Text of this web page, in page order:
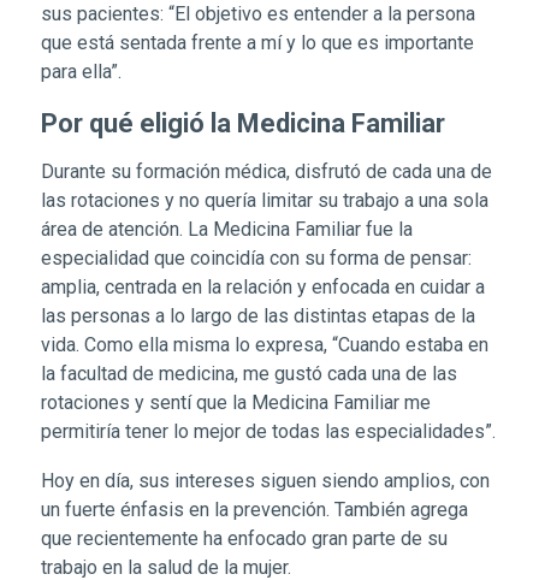
sus pacientes: “El objetivo es entender a la persona
que está sentada frente a mí y lo que es importante
para ella”.
Por qué eligió la Medicina Familiar
Durante su formación médica, disfrutó de cada una de
las rotaciones y no quería limitar su trabajo a una sola
área de atención. La Medicina Familiar fue la
especialidad que coincidía con su forma de pensar:
amplia, centrada en la relación y enfocada en cuidar a
las personas a lo largo de las distintas etapas de la
vida. Como ella misma lo expresa, “Cuando estaba en
la facultad de medicina, me gustó cada una de las
rotaciones y sentí que la Medicina Familiar me
permitiría tener lo mejor de todas las especialidades”.
Hoy en día, sus intereses siguen siendo amplios, con
un fuerte énfasis en la prevención. También agrega
que recientemente ha enfocado gran parte de su
trabajo en la salud de la mujer.